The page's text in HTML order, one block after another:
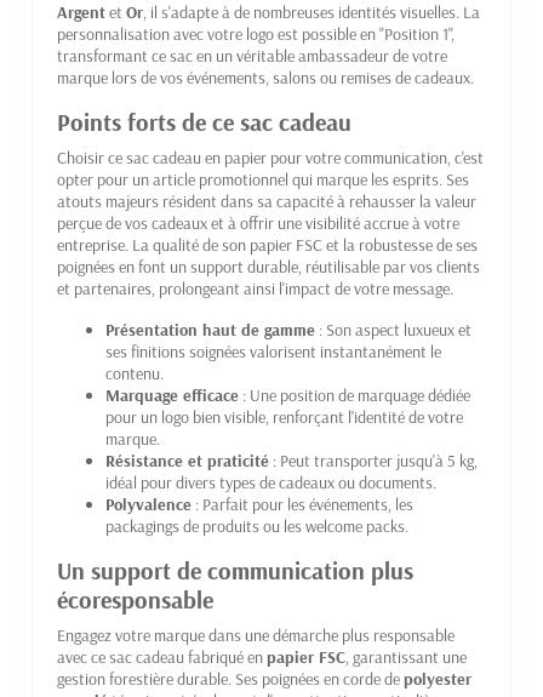
Argentet Or, il s'adapte à de nombreuses identités visuelles. La
personnalisation avec votre logo est possible en "Position 1",
transformant ce sac en un véritable ambassadeur de votre
marque lors de vos événements, salons ou remises de cadeaux.
Points forts de ce sac cadeau
Choisir ce sac cadeau en papier pour votre communication, c'est
opter pour un article promotionnel qui marque les esprits. Ses
atouts majeurs résident dans sa capacité à rehausser la valeur
perçue de vos cadeaux et à offrir une visibilité accrue à votre
entreprise. La qualité de son papier FSC et la robustesse de ses
poignées en font un support durable, réutilisable par vos clients
et partenaires, prolongeant ainsi l'impact de votre message.
Présentation haut de gamme : Son aspect luxueux et
ses finitions soignées valorisent instantanément le
contenu.
Marquage efficace : Une position de marquage dédiée
pour un logo bien visible, renforçant l'identité de votre
marque.
Résistance et praticité : Peut transporter jusqu'à 5 kg,
idéal pour divers types de cadeaux ou documents.
Polyvalence : Parfait pour les événements, les
packagings de produits ou les welcome packs.
Un support de communication plus
écoresponsable
Engagez votre marque dans une démarche plus responsable
avec ce sac cadeau fabriqué enpapier FSC, garantissant une
gestion forestière durable. Ses poignées en corde depolyester